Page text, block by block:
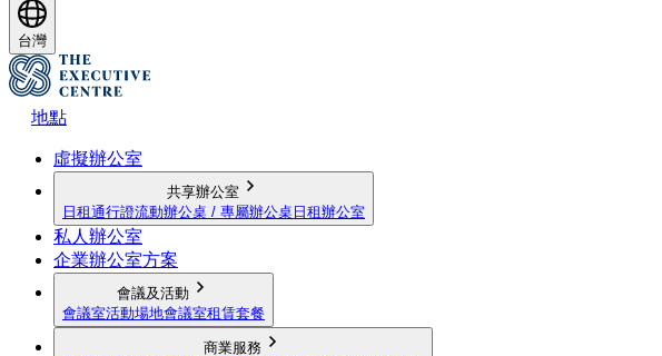
台灣
地點
虛擬辦公室
共享辦公室
日租通行證流動辦公桌 / 專屬辦公桌 日租辦公室
私人辦公室
企業辦公室方案
會議及活動
會議室活動場地會議室租賃套餐
商業服務